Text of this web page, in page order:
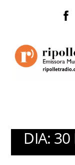
DIA: 30